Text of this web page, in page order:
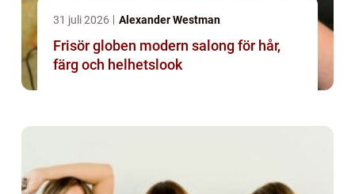
31 juli 2026 Alexander Westman
Frisör globen modern salong för hår,
färg och helhetslook